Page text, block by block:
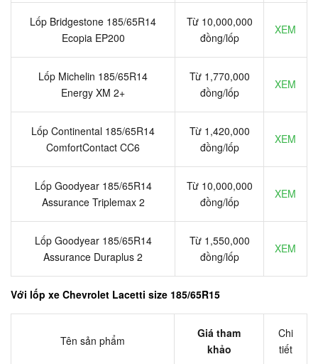
Lốp Bridgestone 185/65R14
Ecopia EP200
Từ 10,000,000
đồng/lốp
XEM
Lốp Michelin 185/65R14
Energy XM 2+
Từ 1,770,000
đồng/lốp
XEM
Lốp Continental 185/65R14
ComfortContact CC6
Từ 1,420,000
đồng/lốp
XEM
Lốp Goodyear 185/65R14
Assurance Triplemax 2
Từ 10,000,000
đồng/lốp
XEM
Lốp Goodyear 185/65R14
Assurance Duraplus 2
Từ 1,550,000
đồng/lốp
XEM
Với lốp xe Chevrolet Lacetti size 185/65R15
Tên sản phẩm
Giá tham
khảo
Chi
tiết